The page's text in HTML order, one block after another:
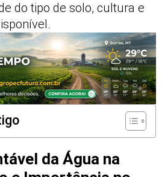
do tipo de solo, cultura e
da Água na